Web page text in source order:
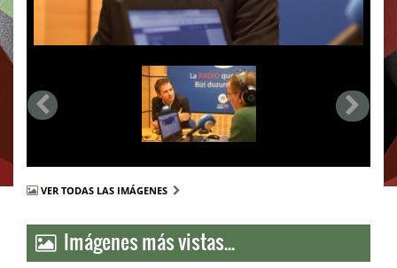
VER TODAS LAS IMÁGENES
Imágenes más vistas...